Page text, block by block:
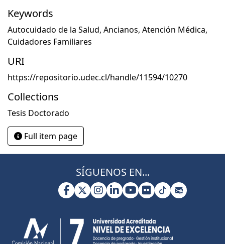
Keywords
Autocuidado de la Salud, Ancianos, Atención Médica,
Cuidadores Familiares
URI
https://repositorio.udec.cl/handle/11594/10270
Collections
Tesis Doctorado
Full item page
SÍGUENOS EN...